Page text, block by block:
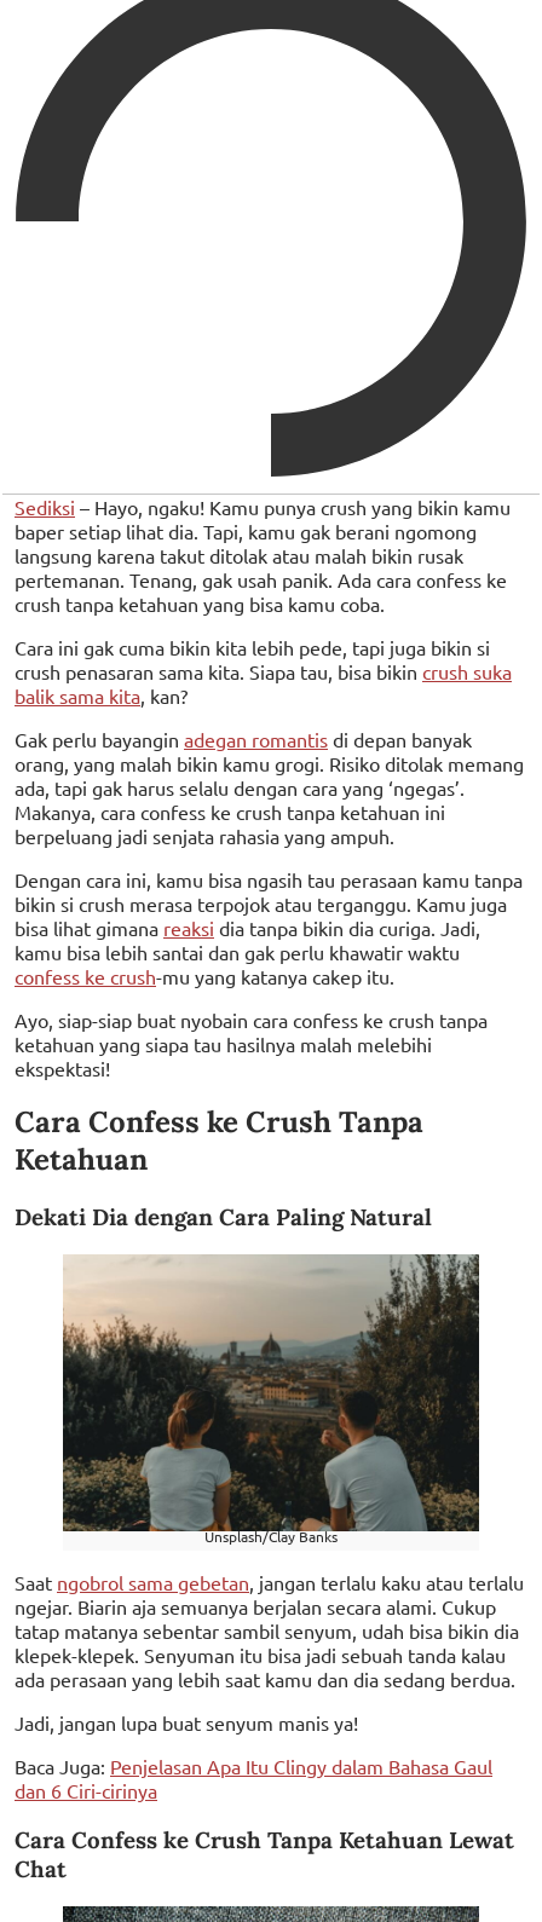
Sediksi – Hayo, ngaku! Kamu punya crush yang bikin kamu
baper setiap lihat dia. Tapi, kamu gak berani ngomong
langsung karena takut ditolak atau malah bikin rusak
pertemanan. Tenang, gak usah panik. Ada cara confess ke
crush tanpa ketahuan yang bisa kamu coba.
Cara ini gak cuma bikin kita lebih pede, tapi juga bikin si
crush penasaran sama kita. Siapa tau, bisa bikin crush suka
balik sama kita , kan?
Gak perlu bayangin adegan romantis di depan banyak
orang, yang malah bikin kamu grogi. Risiko ditolak memang
ada, tapi gak harus selalu dengan cara yang ‘ngegas’.
Makanya, cara confess ke crush tanpa ketahuan ini
berpeluang jadi senjata rahasia yang ampuh.
Dengan cara ini, kamu bisa ngasih tau perasaan kamu tanpa
bikin si crush merasa terpojok atau terganggu. Kamu juga
bisa lihat gimana reaksi dia tanpa bikin dia curiga. Jadi,
kamu bisa lebih santai dan gak perlu khawatir waktu
confess ke crush-mu yang katanya cakep itu.
Ayo, siap-siap buat nyobain cara confess ke crush tanpa
ketahuan yang siapa tau hasilnya malah melebihi
ekspektasi!
Cara Confess ke Crush Tanpa
Ketahuan
Dekati Dia dengan Cara Paling Natural
Unsplash/Clay Banks
Saat ngobrol sama gebetan, jangan terlalu kaku atau terlalu
ngejar. Biarin aja semuanya berjalan secara alami. Cukup
tatap matanya sebentar sambil senyum, udah bisa bikin dia
klepek-klepek. Senyuman itu bisa jadi sebuah tanda kalau
ada perasaan yang lebih saat kamu dan dia sedang berdua.
Jadi, jangan lupa buat senyum manis ya!
Baca Juga: Penjelasan Apa Itu Clingy dalam Bahasa Gaul
dan 6 Ciri-cirinya
Cara Confess ke Crush Tanpa Ketahuan Lewat
Chat